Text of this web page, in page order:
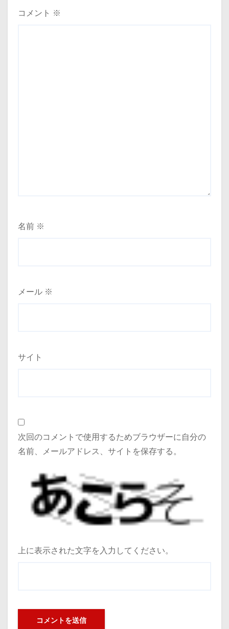
コメント ※
名前 ※
メール ※
サイト
次回のコメントで使用するためブラウザーに自分の
名前、メールアドレス、サイトを保存する。
上に表示された文字を入力してください。